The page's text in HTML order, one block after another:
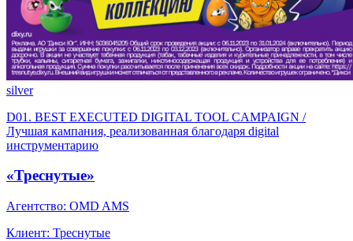
silver
D01. BEST EXECUTED DIGITAL TOOL CAMPAIGN /
Лучшая кампания, реализованная благодаря digital
инструментарию
«Треснутые»
Агентство: OMD AMS
Клиент: Треснутые